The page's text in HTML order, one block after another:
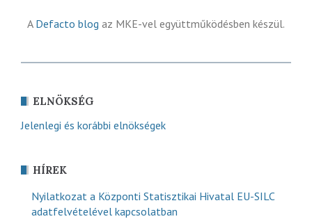
A Defacto blog az MKE-vel együttműködésben készül.
ELNÖKSÉG
Jelenlegi és korábbi elnökségek
HÍREK
Nyilatkozat a Központi Statisztikai Hivatal EU-SILC
adatfelvételével kapcsolatban